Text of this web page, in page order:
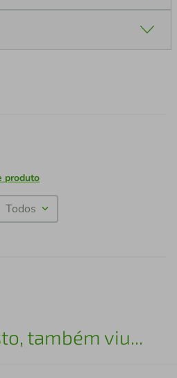
produto
Todos
também viu...